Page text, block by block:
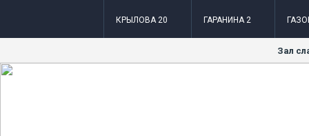
КРЫЛОВА 20 ГАРАНИНА 2
Зал